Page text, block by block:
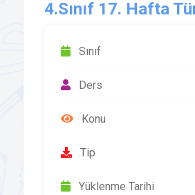
4.Sınıf 17. Hafta
Sınıf
Ders
Konu
Tip
Yüklenme Tarihi